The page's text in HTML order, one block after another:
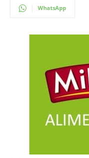
WhatsApp